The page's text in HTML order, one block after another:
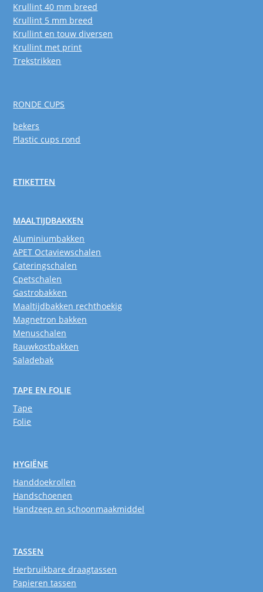
Krullint 40 mm breed
Krullint 5 mm breed
Krullint en touw diversen
Krullint met print
Trekstrikken
RONDE CUPS
bekers
Plastic cups rond
ETIKETTEN
MAALTIJDBAKKEN
Aluminiumbakken
APET Octaviewschalen
Cateringschalen
Cpetschalen
Gastrobakken
Maaltijdbakken rechthoekig
Magnetron bakken
Menuschalen
Rauwkostbakken
Saladebak
TAPE EN FOLIE
Tape
Folie
HYGIËNE
Handdoekrollen
Handschoenen
Handzeep en schoonmaakmiddel
TASSEN
Herbruikbare draagtassen
Papieren tassen